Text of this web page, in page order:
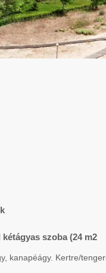
szoba (24 m2
kanapéágy. Kertre/